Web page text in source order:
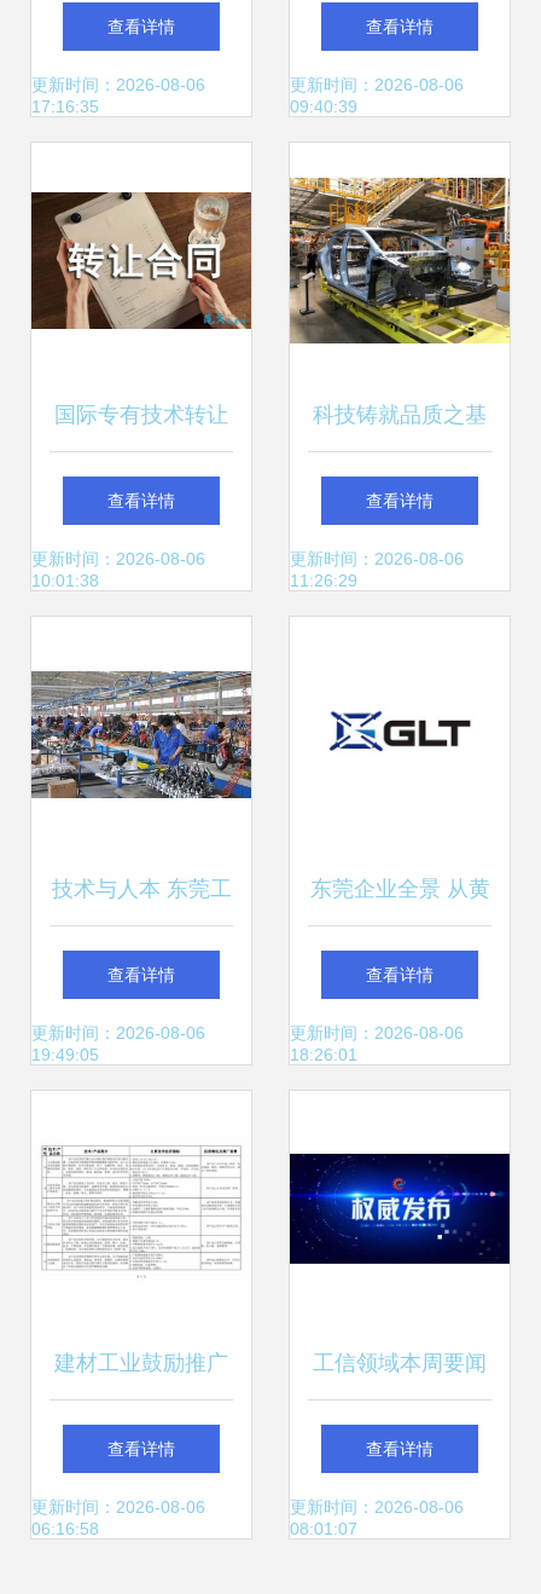
低碳技术推广目录
引领绿色交通新篇
查看详情
更新时间：2026-08-06
17:16:35
门窗及部品件技术
推广目录（2019
查看详情
更新时间：2026-08-06
09:40:39
国际专有技术转让
合同 关键要素与实
务解析
查看详情
更新时间：2026-08-06
10:01:38
科技铸就品质之基
易至EV3青春版深
度试驾与智慧工厂
查看详情
更新时间：2026-08-06
11:26:29
技术与人本 东莞工
厂的生存悖论
查看详情
更新时间：2026-08-06
19:49:05
东莞企业全景 从黄
页名录到技术推广
的产业生态链
查看详情
更新时间：2026-08-06
18:26:01
建材工业鼓励推广
应用的技术和产品
目录（2018-2019
查看详情
更新时间：2026-08-06
06:16:58
工信领域本周要闻
回顾（11月2日-11
月8日） 聚焦技术
查看详情
更新时间：2026-08-06
08:01:07